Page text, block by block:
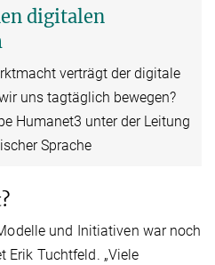
digitalen
verträgt der digitale
uns tagtäglich bewegen?
Humanet3 unter der Leitung
Sprache
und Initiativen war noch
Erik Tuchtfeld. „Viele